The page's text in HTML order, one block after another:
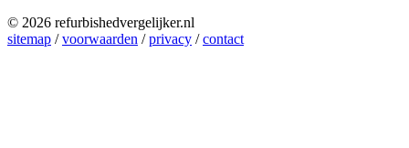
© 2026 refurbishedvergelijker.nl
sitemap /voorwaarden /privacy /contact